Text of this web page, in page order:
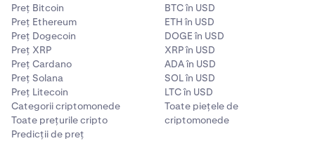
Preț Bitcoin
Preț Ethereum
Preț Dogecoin
Preț XRP
Preț Cardano
Preț Solana
Preț Litecoin
Categorii criptomonede
Toate prețurile cripto
Predicții de preț
BTC în USD
ETH în USD
DOGE în USD
XRP în USD
ADA în USD
SOL în USD
LTC în USD
Toate piețele de
criptomonede